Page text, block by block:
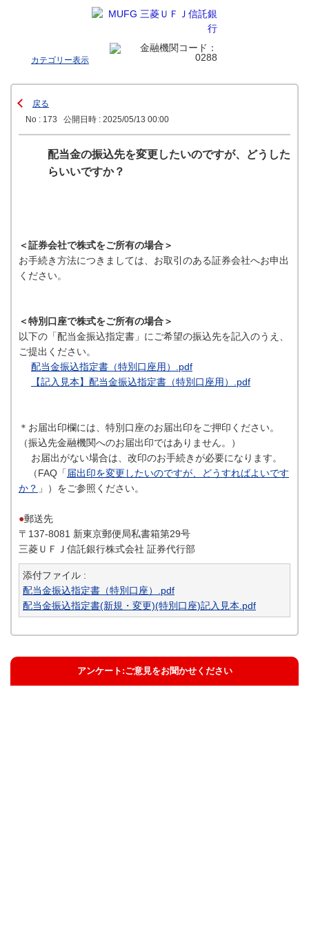
カテゴリー表示
戻る
No : 173
公開日時 : 2025/05/13 00:00
配当金の振込先を変更したいのですが、どうした
らいいですか？
＜証券会社で株式をご所有の場合＞
お手続き方法につきましては、お取引のある証券会社へお申出
ください。
＜特別口座で株式をご所有の場合＞
以下の「配当金振込指定書」にご希望の振込先を記入のうえ、
ご提出ください。
配当金振込指定書（特別口座用）.pdf
【記入見本】配当金振込指定書（特別口座用）.pdf
＊お届出印欄には、特別口座のお届出印をご押印ください。
（振込先金融機関へのお届出印ではありません。）
お届出がない場合は、改印のお手続きが必要になります。
（FAQ「 届出印を変更したいのですが、どうすればよいです
か？ 」）をご参照ください。
●郵送先
〒137-8081 新東京郵便局私書箱第29号
三菱ＵＦＪ信託銀行株式会社 証券代行部
添付ファイル :
配当金振込指定書（特別口座）.pdf
配当金振込指定書(新規・変更)(特別口座)記入見本.pdf
アンケート:ご意見をお聞かせください